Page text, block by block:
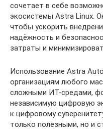
сочетает в себе
экосистемы Astra Linux.
чтобы ускорить
надёжность и
затраты и
Использование Astra
организациям любого
сложными ИТ-средами,
независимую цифровую
к цифровому
только полезными, но и